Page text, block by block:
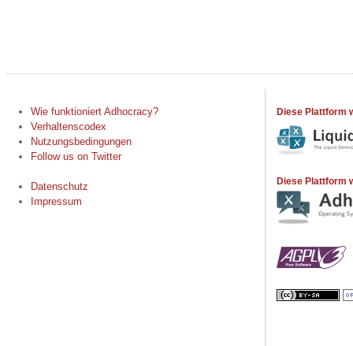
Wie funktioniert Adhocracy?
Verhaltenscodex
Nutzungsbedingungen
Follow us on Twitter
Datenschutz
Impressum
Diese Plattform
Diese Plattform